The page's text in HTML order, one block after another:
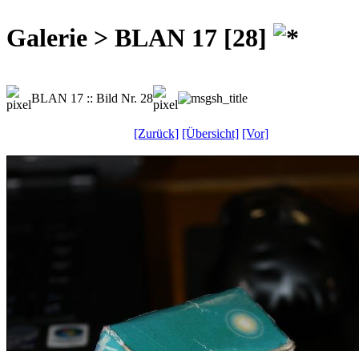
Galerie > BLAN 17 [28]
BLAN 17 :: Bild Nr. 28
[Zurück] [Übersicht] [Vor]